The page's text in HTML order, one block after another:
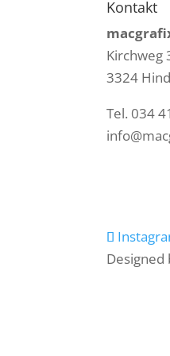
Kontakt
Kirchweg
3324
Tel. 034